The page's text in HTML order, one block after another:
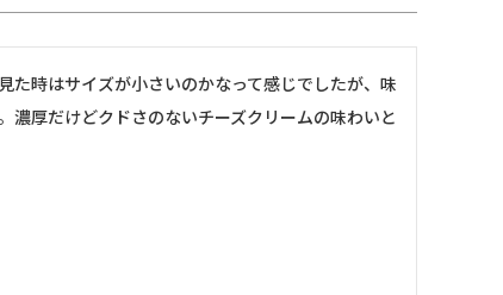
た時はサイズが小さいのかなって感じでしたが、味
厚だけどクドさのないチーズクリームの味わいと